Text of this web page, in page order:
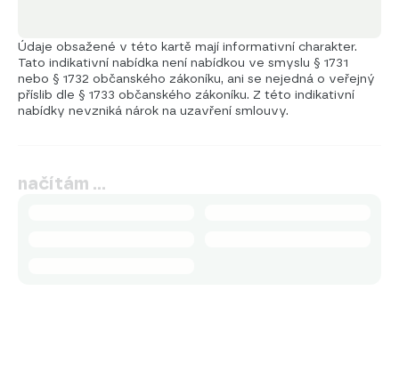
Údaje obsažené v této kartě mají informativní charakter.
Tato indikativní nabídka není nabídkou ve smyslu § 1731
nebo § 1732 občanského zákoníku, ani se nejedná o veřejný
příslib dle § 1733 občanského zákoníku. Z této indikativní
nabídky nevzniká nárok na uzavření smlouvy.
načítám …